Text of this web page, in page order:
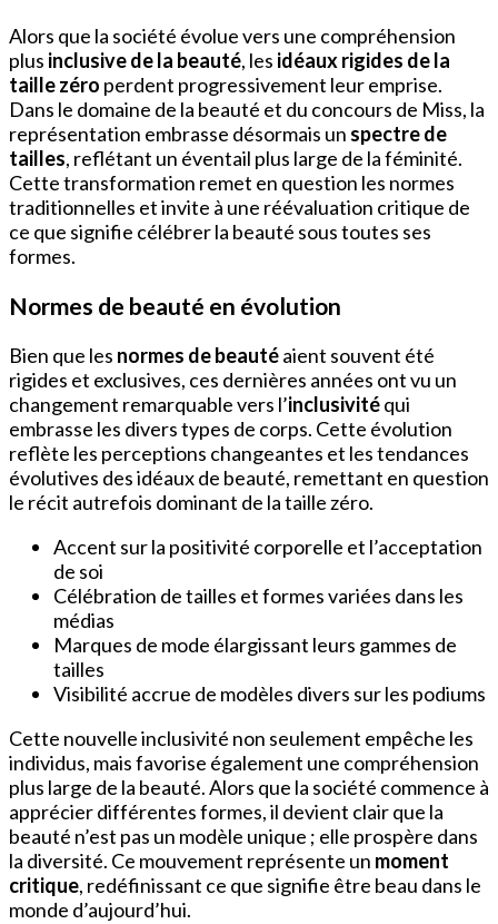
Alors que la société évolue vers une compréhension
plus inclusive de la beauté, les idéaux rigides de la
taille zéro perdent progressivement leur emprise.
Dans le domaine de la beauté et du concours de Miss, la
représentation embrasse désormais un spectre de
tailles, reflétant un éventail plus large de la féminité.
Cette transformation remet en question les normes
traditionnelles et invite à une réévaluation critique de
ce que signifie célébrer la beauté sous toutes ses
formes.
Normes de beauté en évolution
Bien que les normes de beautéaient souvent été
rigides et exclusives, ces dernières années ont vu un
changement remarquable vers l’inclusivitéqui
embrasse les divers types de corps. Cette évolution
reflète les perceptions changeantes et les tendances
évolutives des idéaux de beauté, remettant en question
le récit autrefois dominant de la taille zéro.
Accent sur la positivité corporelle et l’acceptation
de soi
Célébration de tailles et formes variées dans les
médias
Marques de mode élargissant leurs gammes de
tailles
Visibilité accrue de modèles divers sur les podiums
Cette nouvelle inclusivité non seulement empêche les
individus, mais favorise également une compréhension
plus large de la beauté. Alors que la société commence à
apprécier différentes formes, il devient clair que la
beauté n’est pas un modèle unique ; elle prospère dans
la diversité. Ce mouvement représente un moment
critique, redéfinissant ce que signifie être beau dans le
monde d’aujourd’hui.